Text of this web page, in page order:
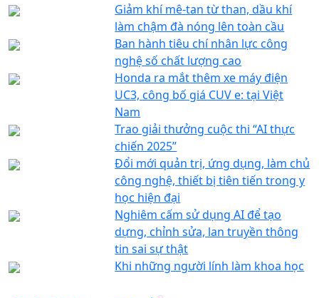
Giảm khí mê-tan từ than, dầu khí
làm chậm đà nóng lên toàn cầu
Ban hành tiêu chí nhân lực công
nghệ số chất lượng cao
Honda ra mắt thêm xe máy điện
UC3, công bố giá CUV e: tại Việt
Nam
Trao giải thưởng cuộc thi “AI thực
chiến 2025”
Đổi mới quản trị, ứng dụng, làm chủ
công nghệ, thiết bị tiên tiến trong y
học hiện đại
Nghiêm cấm sử dụng AI để tạo
dựng, chỉnh sửa, lan truyền thông
tin sai sự thật
Khi những người lính làm khoa học